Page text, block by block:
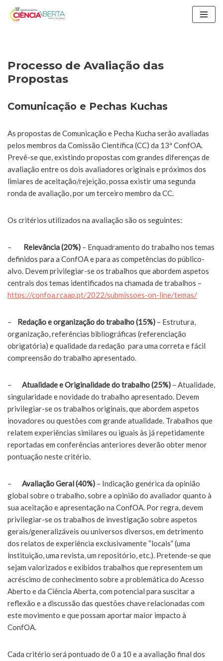
conteúdo
Processo de Avaliação das
Propostas
Comunicação e Pechas Kuchas
As propostas de Comunicação e Pecha Kucha serão avaliadas
pelos membros da Comissão Científica (CC) da 13ª ConfOA.
Prevê-se que, existindo propostas com grandes diferenças de
avaliação entre os dois avaliadores originais e próximos dos
limiares de aceitação/rejeição, possa existir uma segunda
ronda de avaliação, por um terceiro membro da CC.
Os critérios utilizados na avaliação são os seguintes:
– Relevância (20%) – Enquadramento do trabalho nos temas
definidos para a ConfOA e para as competências do público-
alvo. Devem privilegiar-se os trabalhos que abordem aspetos
centrais dos temas identificados na chamada de trabalhos –
https://confoa.rcaap.pt/2022/submissoes-on-line/temas/
– Redação e organização do trabalho (15%) – Estrutura,
organização, referências bibliográficas (referenciação
obrigatória) e qualidade da redação para uma correta e fácil
compreensão do trabalho apresentado.
– Atualidade e Originalidade do trabalho (25%) – Atualidade,
singularidade e novidade do trabalho apresentado. Devem
privilegiar-se os trabalhos originais, que abordem aspetos
inovadores ou questões com grande atualidade. Trabalhos que
relatem experiências similares ou iguais às já repetidamente
reportadas em conferências anteriores deverão obter menor
pontuação neste critério.
– Avaliação Geral (40%) – Indicação genérica da opinião
global sobre o trabalho, sobre a opinião do avaliador quanto à
sua aceitação e apresentação na ConfOA. Por regra, devem
privilegiar-se os trabalhos de investigação sobre aspetos
gerais/generalizáveis ou universos diversos, em detrimento
dos relatos de experiência exclusivamente “locais” (uma
instituição, uma revista, um repositório, etc.). Pretende-se que
sejam valorizados e exibidos trabalhos que representem um
acréscimo de conhecimento sobre a problemática do Acesso
Aberto e da Ciência Aberta, com potencial para suscitar a
reflexão e a discussão das questões chave relacionadas com
este movimento e que possam aportar maior impacto à
ConfOA.
Cada critério será pontuado de 0 a 10 e a avaliação final dos